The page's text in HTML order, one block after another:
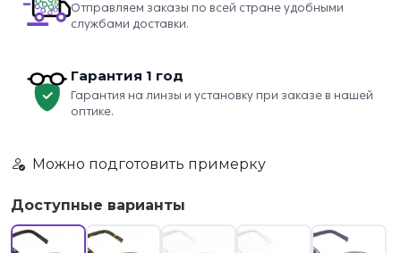
Отправляем заказы по всей стране удобными
службами доставки.
Гарантия 1 год
Гарантия на линзы и установку при заказе в нашей
оптике.
Можно подготовить примерку
Доступные варианты